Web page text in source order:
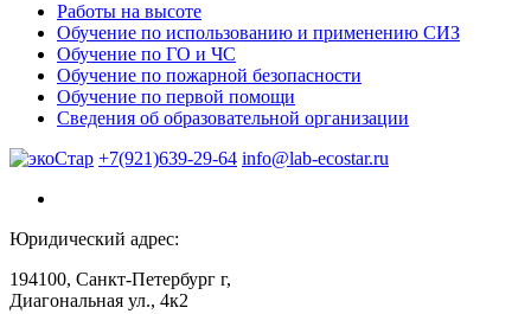
Работы на высоте
Обучение по использованию и применению СИЗ
Обучение по ГО и ЧС
Обучение по пожарной безопасности
Обучение по первой помощи
Сведения об образовательной организации
+7(921)639-29-64 info@lab-ecostar.ru
Юридический адрес:
194100, Санкт-Петербург г,
Диагональная ул., 4к2